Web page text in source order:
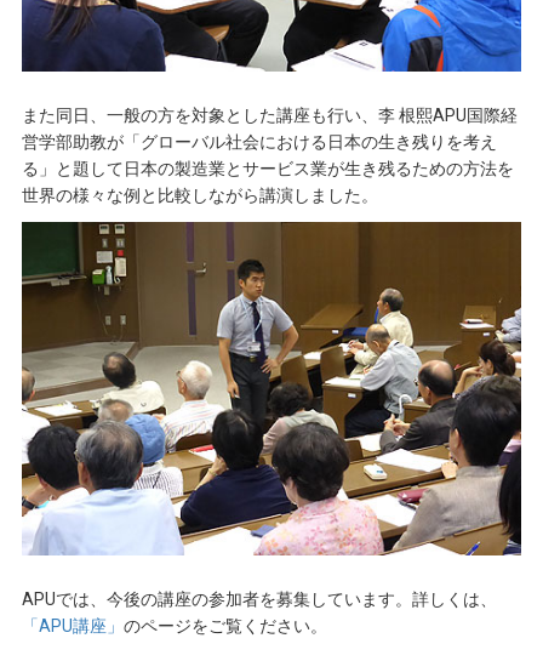
また同日、一般の方を対象とした講座も行い、李 根熙APU国際経
営学部助教が「グローバル社会における日本の生き残りを考え
る」と題して日本の製造業とサービス業が生き残るための方法を
世界の様々な例と比較しながら講演しました。
APUでは、今後の講座の参加者を募集しています。詳しくは、
「APU講座」 のページをご覧ください。